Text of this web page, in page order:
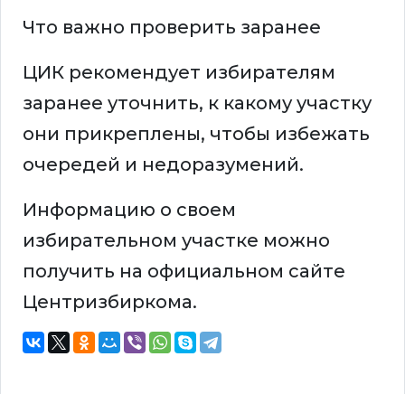
Что важно проверить заранее
ЦИК рекомендует избирателям
заранее уточнить, к какому участку
они прикреплены, чтобы избежать
очередей и недоразумений.
Информацию о своем
избирательном участке можно
получить на официальном сайте
Центризбиркома.